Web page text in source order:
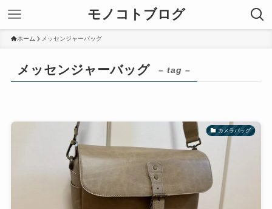
モノコトブログ
ホーム メッセンジャーバッグ
メッセンジャーバッグ – tag –
カメラバッグ